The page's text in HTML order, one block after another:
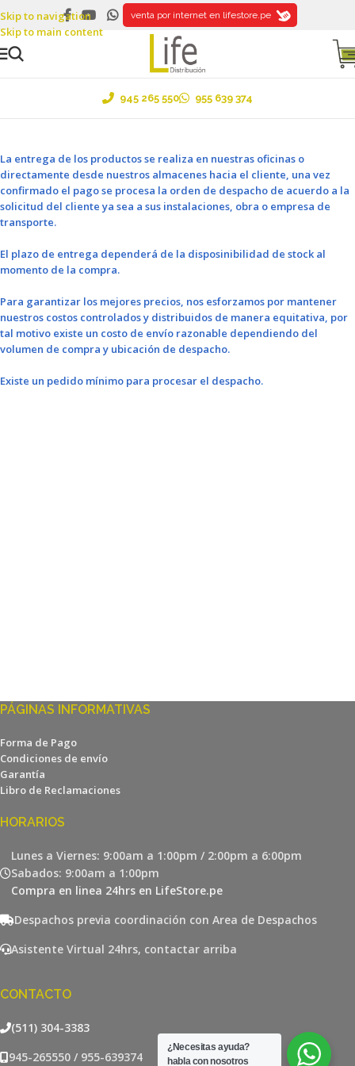
Skip to navigation
Skip to main content
Ventas al por mayor y menor ....¡Envíos a todo el Perú!
venta por internet en lifestore.pe
945 265 550 955 639 374
La entrega de los productos se realiza en nuestras oficinas o
directamente desde nuestros almacenes hacia el cliente, una vez
confirmado el pago se procesa la orden de despacho de acuerdo a la
solicitud del cliente ya sea a sus instalaciones, obra o empresa de
transporte.
El plazo de entrega dependerá de la disposinibilidad de stock al
momento de la compra.
Para garantizar los mejores precios, nos esforzamos por mantener
nuestros costos controlados y distribuidos de manera equitativa, por
tal motivo existe un costo de envío razonable dependiendo del
volumen de compra y ubicación de despacho.
Existe un pedido mínimo para procesar el despacho.
PÁGINAS INFORMATIVAS
Forma de Pago
Condiciones de envío
Garantía
Libro de Reclamaciones
HORARIOS
Lunes a Viernes: 9:00am a 1:00pm / 2:00pm a 6:00pm
Sabados: 9:00am a 1:00pm
Compra en linea 24hrs en LifeStore.pe
Despachos previa coordinación con Area de Despachos
Asistente Virtual 24hrs, contactar arriba
CONTACTO
(511) 304-3383
945-265550 / 955-639374
¿Necesitas ayuda?
habla con nosotros